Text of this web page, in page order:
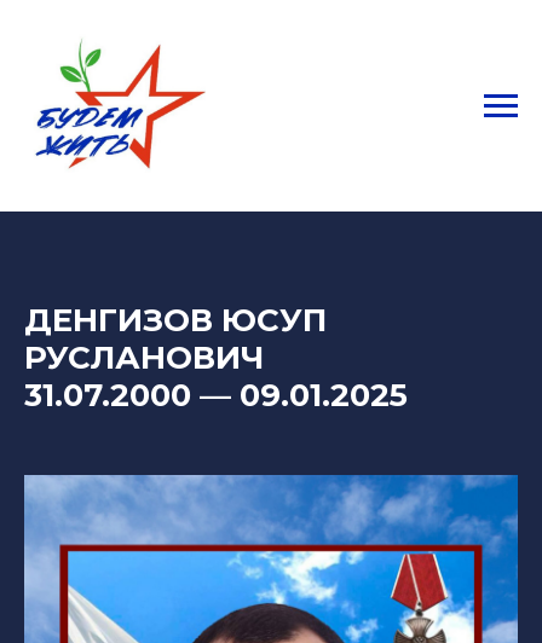
ДЕНГИЗОВ ЮСУП
РУСЛАНОВИЧ
31.07.2000 — 09.01.2025